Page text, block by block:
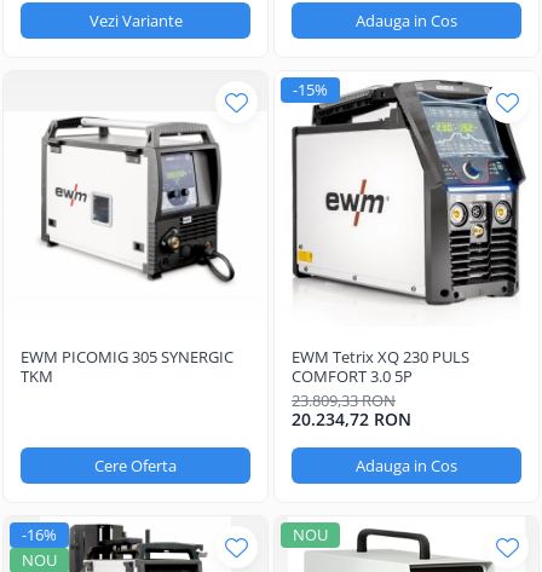
Vezi Variante Adauga in Cos
EWM PICOMIG 305 SYNERGIC
TKM
Cere Oferta
-15%
EWM Tetrix XQ 230 PULS
COMFORT 3.0 5P
23.809,33 RON
20.234,72 RON
Adauga in Cos
-16%
NOU
NOU